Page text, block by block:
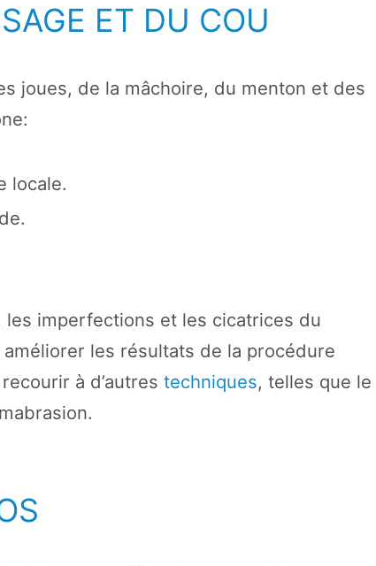
ET DU COU
joues, de la mâchoire, du menton et des
locale.
les imperfections et les cicatrices du
les résultats de la procédure
à d’autres techniques, telles que le